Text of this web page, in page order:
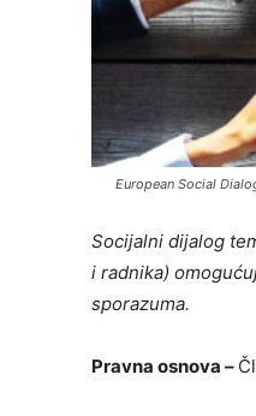
European Social
Socijalni dijalog
i radnika)
sporazuma.
Pravna osnova –